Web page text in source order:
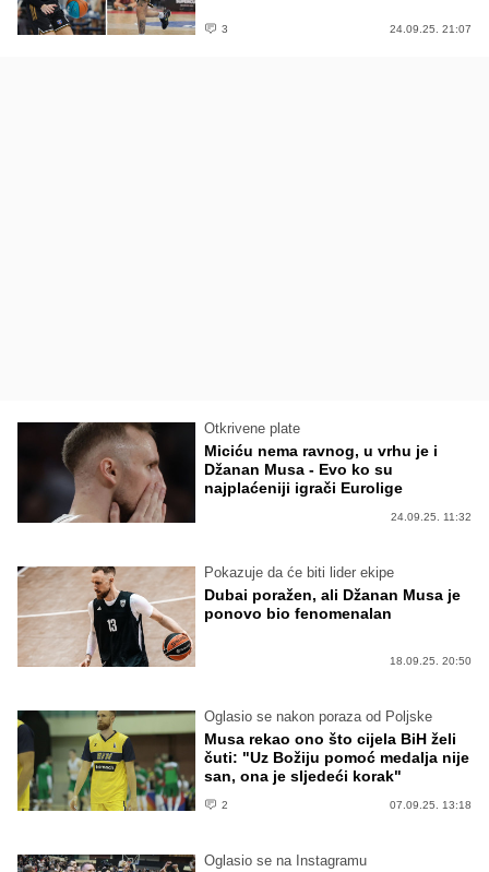
3 24.09.25. 21:07
Otkrivene plate
Miciću nema ravnog, u vrhu je i
Džanan Musa - Evo ko su
najplaćeniji igrači Eurolige
24.09.25. 11:32
Pokazuje da će biti lider ekipe
Dubai poražen, ali Džanan Musa je
ponovo bio fenomenalan
18.09.25. 20:50
Oglasio se nakon poraza od Poljske
Musa rekao ono što cijela BiH želi
čuti: "Uz Božiju pomoć medalja nije
san, ona je sljedeći korak"
2 07.09.25. 13:18
Oglasio se na Instagramu